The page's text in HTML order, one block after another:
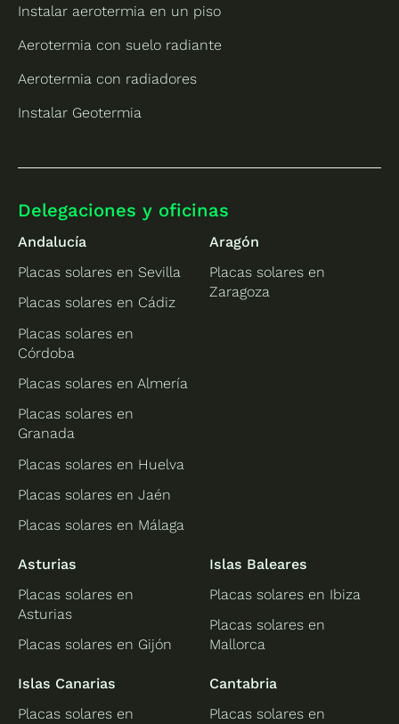
Instalar aerotermia en un piso
Aerotermia con suelo radiante
Aerotermia con radiadores
Instalar Geotermia
Delegaciones y oficinas
Andalucía
Placas solares en Sevilla
Placas solares en Cádiz
Placas solares en
Córdoba
Placas solares en Almería
Placas solares en
Granada
Placas solares en Huelva
Placas solares en Jaén
Placas solares en Málaga
Aragón
Placas solares en
Zaragoza
Asturias
Placas solares en
Asturias
Placas solares en Gijón
Islas Baleares
Placas solares en Ibiza
Placas solares en
Mallorca
Islas Canarias
Placas solares en
Cantabria
Placas solares en